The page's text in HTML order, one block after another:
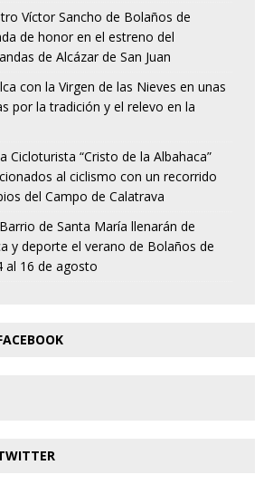
Víctor Sancho de Bolaños de
de honor en el estreno del
de Alcázar de San Juan
con la Virgen de las Nieves en unas
por la tradición y el relevo en la
Cicloturista “Cristo de la Albahaca”
al ciclismo con un recorrido
del Campo de Calatrava
de Santa María llenarán de
y deporte el verano de Bolaños de
al 16 de agosto